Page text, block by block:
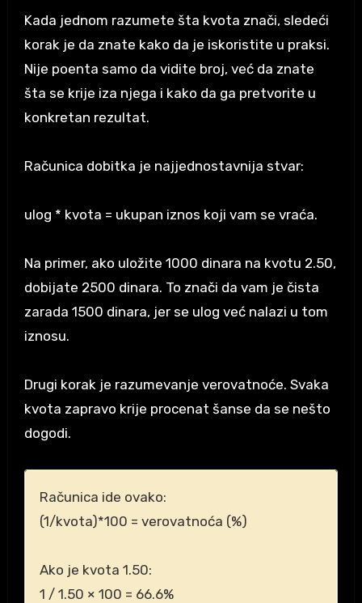
Kada jednom razumete šta kvota znači, sledeći
korak je da znate kako da je iskoristite u praksi.
Nije poenta samo da vidite broj, već da znate
šta se krije iza njega i kako da ga pretvorite u
konkretan rezultat.
Računica dobitka je najjednostavnija stvar:
ulog * kvota = ukupan iznos koji vam se vraća.
Na primer, ako uložite 1000 dinara na kvotu 2.50,
dobijate 2500 dinara. To znači da vam je čista
zarada 1500 dinara, jer se ulog već nalazi u tom
iznosu.
Drugi korak je razumevanje verovatnoće. Svaka
kvota zapravo krije procenat šanse da se nešto
dogodi.
Računica ide ovako:
(1/kvota)*100 = verovatnoća (%)
Ako je kvota 1.50:
1 / 1.50 × 100 = 66.6%